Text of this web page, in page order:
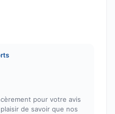
pour votre avis
de savoir que nos